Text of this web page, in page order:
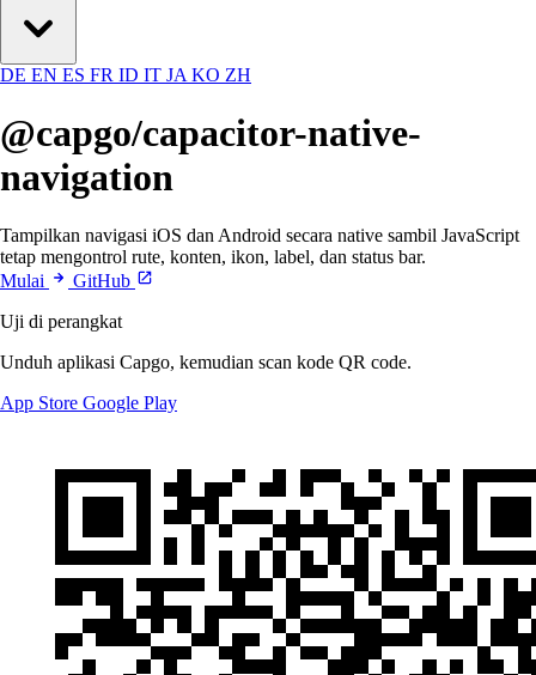
DE EN ES FR ID IT JA KO ZH
@capgo/capacitor-native-
navigation
Tampilkan navigasi iOS dan Android secara native sambil JavaScript
tetap mengontrol rute, konten, ikon, label, dan status bar.
Mulai
GitHub
Uji di perangkat
Unduh aplikasi Capgo, kemudian scan kode QR code.
App Store Google Play